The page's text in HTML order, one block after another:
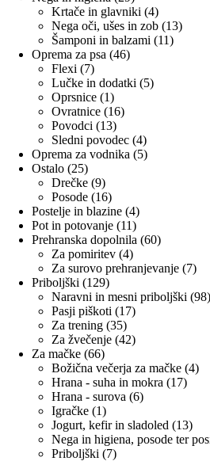
izdelkov
Krtače in glavniki 44
izdelki
Nega oči, ušes in zob 1313
Šamponi in balzami 1111
Oprema za psa 4646
Flexi 77
izdelkov
Lučke in dodatki 55
Oprsnice 11
izdelek
Ovratnice 1616
Povodci 1313
izdelkov
Sledni povodec 44
izdelki
Oprema za vodnika 55
Ostalo 2525
izdelkov
Drečke 99
izdelkov
Posode 1616
izdelkov
Postelje in blazine 44
izdelki
Pot in potovanje 1111
izdelkov
Prehranska dopolnila 6060
Za pomiritev 44
izdelki
Za surovo prehranjevanje 77
Priboljški 129129
izdelkov
Naravni in mesni priboljški 98
Pasji piškoti 1717
Za trening 3535
izdelkov
Za žvečenje 4242
Za mačke 6666
izdelkov
Božična večerja za mačke 44
Hrana - suha in mokra 1717
Hrana - surova 66
Igračke 11
izdelek
Jogurt, kefir in sladoled 1313
Nega in higiena, posode ter
Priboljški 77